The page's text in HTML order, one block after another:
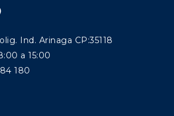
Ind. Arinaga CP:35118
a 15:00
180